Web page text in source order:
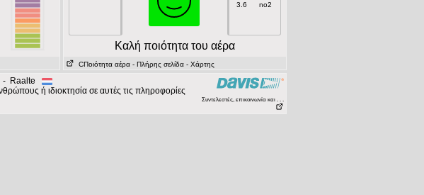
3.6
no2
Kαλή ποιότητα του αέρα
CΠοιότητα αέρα - Πλήρης σελίδα - Χάρτης
- Raalte
ή ιδιοκτησία σε αυτές τις πληροφορίες
Συντελεστές, επικοινωνία και . . .